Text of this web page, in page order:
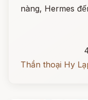
nàng, Hermes
Thần thoại Hy